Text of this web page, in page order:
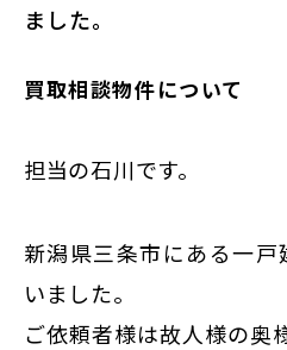
仙台
神奈川
ました。
買取相談物件について
担当の石川です。
新潟県三条市にある一
いました。
ご依頼者様は故人様の奥